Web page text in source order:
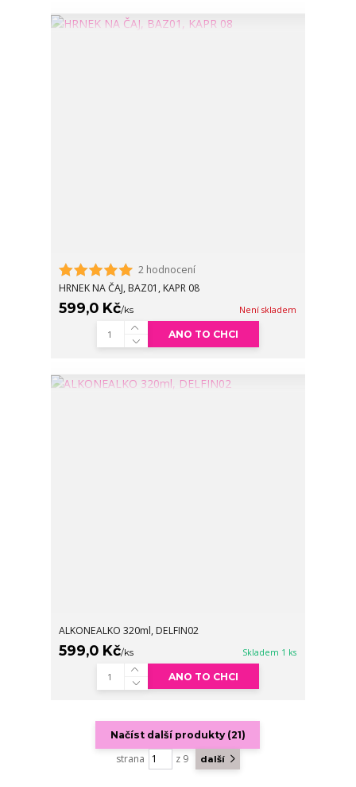
2 hodnocení
HRNEK NA ČAJ, BAZ01, KAPR 08
599,0 Kč/ks Není skladem
ANO TO CHCI
ALKONEALKO 320ml, DELFIN02
599,0 Kč/ks Skladem 1 ks
ANO TO CHCI
Načíst další produkty (21)
strana z 9 další